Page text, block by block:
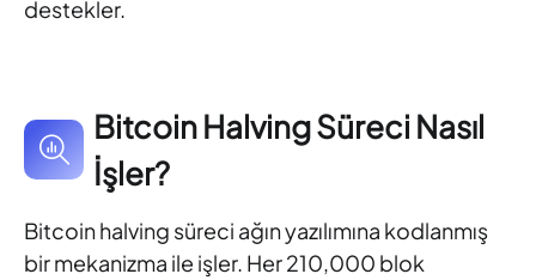
destekler.
Bitcoin Halving Süreci Nasıl
İşler?
Bitcoin halving süreci ağın yazılımına kodlanmış
bir mekanizma ile işler. Her 210,000 blok